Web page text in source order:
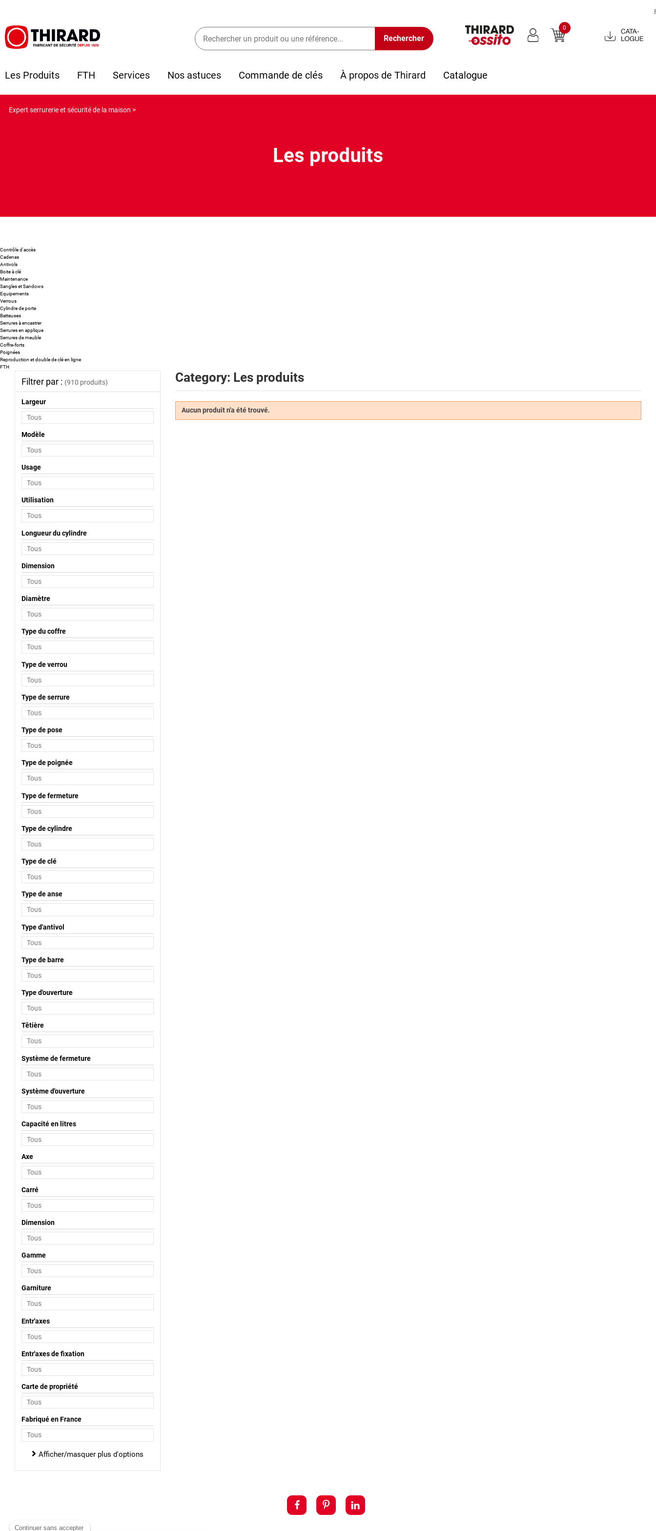
0
Catalogue
2022
Les Produits FTH Services Nos astuces Commande de clés À propos de Thirard Catalogue
Expert serrurerie et sécurité de la maison >
Les produits
Contrôle d'accès
Cadenas
Antivols
Boite à clé
Maintenance
Sangles et Sandows
Equipements
Verrous
Cylindre de porte
Batteuses
Serrures à encastrer
Serrures en applique
Serrures de meuble
Coffre-forts
Poignées
Reproduction et double de clé en ligne
FTH
Category: Les produits
Aucun produit n'a été trouvé.
Filtrer par : (910 produits)
Largeur
Modèle
Usage
Utilisation
Longueur du cylindre
Dimension
Diamètre
Type du coffre
Type de verrou
Type de serrure
Type de pose
Type de poignée
Type de fermeture
Type de cylindre
Type de clé
Type de anse
Type d'antivol
Type de barre
Type d'ouverture
Têtière
Système de fermeture
Système d'ouverture
Capacité en litres
Axe
Carré
Dimension
Gamme
Garniture
Entr'axes
Entr'axes de fixation
Carte de propriété
Fabriqué en France
Afficher/masquer plus d'options
Continuer sans accepter